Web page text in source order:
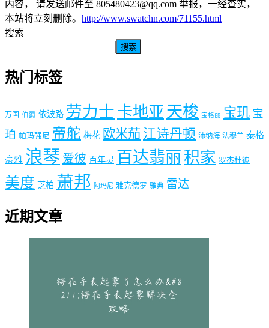
内容， 请发送邮件至 805480423@qq.com 举报，一经查实，
本站将立刻删除。 http://www.swatchn.com/71155.html
搜索
搜索
热门标签
万国 伯爵 依波路 劳力士 卡地亚 天梭 宝格丽 宝玑 宝
珀 帕玛强尼 帝舵 梅花 欧米茄 江诗丹顿 沛纳海 法穆兰 泰格
豪雅 浪琴 爱彼 百年灵 百达翡丽 积家 罗杰杜彼
美度 芝柏 萧邦 阿玛尼 雅克德罗 雅典 雷达
近期文章